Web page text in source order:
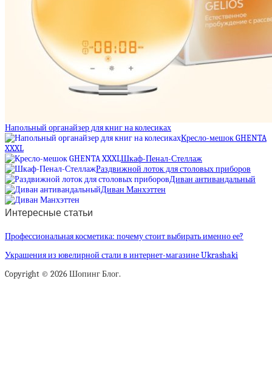
Напольный органайзер для книг на колесиках
Кресло-мешок GHENTA
XXXL
Шкаф-Пенал-Стеллаж
Раздвижной лоток для столовых приборов
Диван антивандальный
Диван Манхэттен
Интересные статьи
Профессиональная косметика: почему стоит выбирать именно ее?
Украшения из ювелирной стали в интернет-магазине Ukrashaki
Copyright © 2026 Шопинг Блог.